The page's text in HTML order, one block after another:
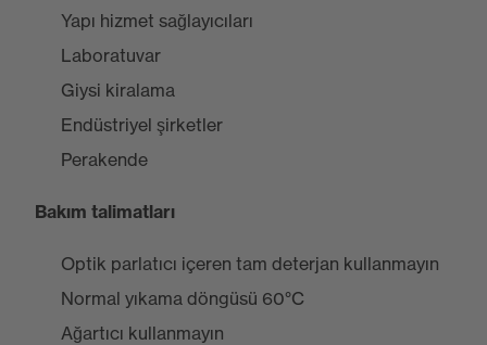
Yapı hizmet sağlayıcıları
Laboratuvar
Giysi kiralama
Endüstriyel şirketler
Perakende
Bakım talimatları
Optik parlatıcı içeren tam deterjan kullanmayın
Normal yıkama döngüsü 60°C
Ağartıcı kullanmayın